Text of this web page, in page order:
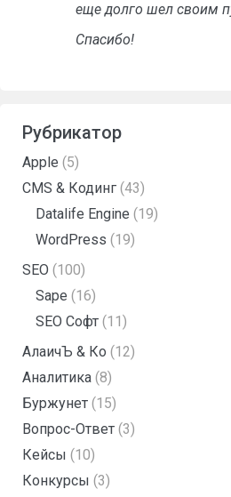
еще долго шел своим
Спасибо!
Рубрикатор
Apple (5)
CMS & Кодинг (43)
Datalife Engine (19)
WordPress (19)
SEO (100)
Sape (16)
SEO Софт (11)
АлаичЪ & Ко (12)
Аналитика (8)
Буржунет (15)
Вопрос-Ответ (3)
Кейсы (10)
Конкурсы (3)